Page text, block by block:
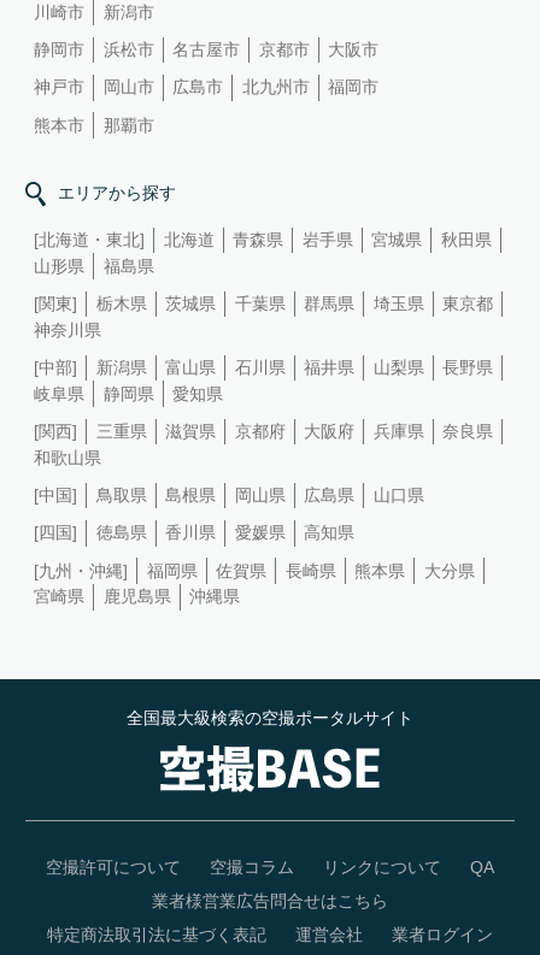
川崎市
新潟市
静岡市
浜松市 名古屋市 京都市
大阪市
神戸市
岡山市 広島市 北九州市
福岡市
熊本市
那覇市
エリアから探す
[北海道・東北] 北海道 青森県 岩手県 宮城県
秋田県
山形県
福島県
[関東]
栃木県 茨城県 千葉県 群馬県 埼玉県
東京都
神奈川県
[中部]
新潟県 富山県 石川県 福井県 山梨県
長野県
岐阜県
静岡県
愛知県
[関西]
三重県 滋賀県 京都府 大阪府 兵庫県
奈良県
和歌山県
[中国]
鳥取県 島根県 岡山県 広島県
山口県
[四国]
徳島県 香川県 愛媛県
高知県
[九州・沖縄]
福岡県 佐賀県 長崎県 熊本県
大分県
宮崎県
鹿児島県 沖縄県
全国最大級検索の空撮ポータルサイト
空撮許可について 空撮コラム リンクについて
QA
業者様営業広告問合せはこちら
特定商法取引法に基づく表記
運営会社 業者ログイン